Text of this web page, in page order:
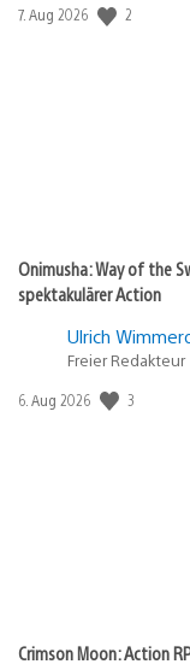
Veröffentlichungsdatum:
7. Aug 2026 2
Onimusha: Way of the
spektakulärer Action
Ulrich
Freier Redakteur
Veröffentlichungsdatum:
6. Aug 2026 3
Crimson Moon: Action